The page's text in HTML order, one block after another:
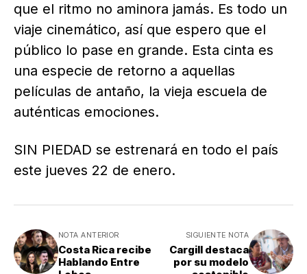
que el ritmo no aminora jamás. Es todo un
viaje cinemático, así que espero que el
público lo pase en grande. Esta cinta es
una especie de retorno a aquellas
películas de antaño, la vieja escuela de
auténticas emociones.
SIN PIEDAD se estrenará en todo el país
este jueves 22 de enero.
NOTA ANTERIOR
Costa Rica recibe
Hablando Entre
SIGUIENTE NOTA
Cargill destaca
por su modelo